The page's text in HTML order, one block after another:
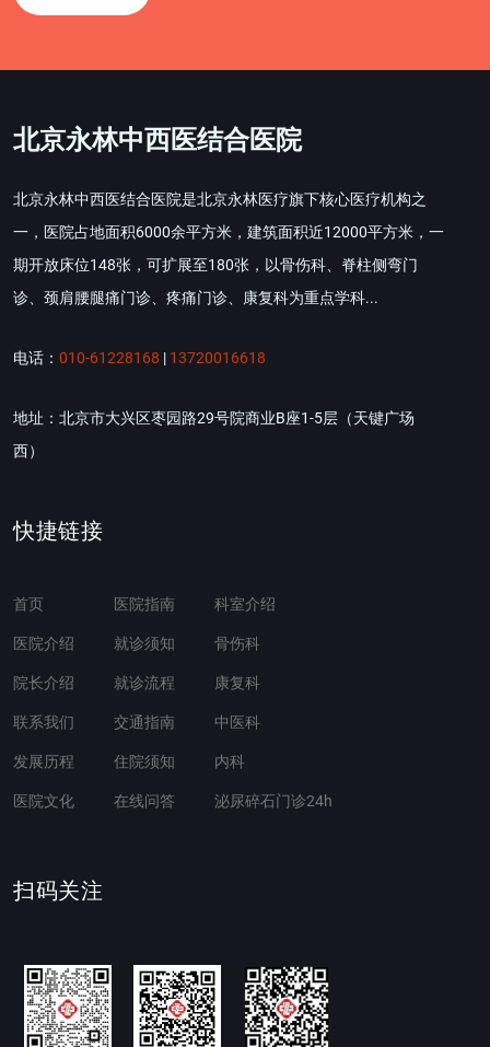
北京永林中西医结合医院
北京永林中西医结合医院是北京永林医疗旗下核心医疗机构之
一，医院占地面积6000余平方米，建筑面积近12000平方米，一
期开放床位148张，可扩展至180张，以骨伤科、脊柱侧弯门
诊、颈肩腰腿痛门诊、疼痛门诊、康复科为重点学科...
电话： 010-61228168 | 13720016618
地址：北京市大兴区枣园路29号院商业B座1-5层（天键广场
西）
快捷链接
首页
医院介绍
院长介绍
联系我们
发展历程
医院文化
医院指南
就诊须知
就诊流程
交通指南
住院须知
在线问答
科室介绍
骨伤科
康复科
中医科
内科
泌尿碎石门诊24h
扫码关注